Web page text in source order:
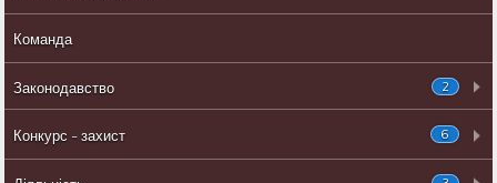
Команда
2
Законодавство
6
Конкурс - захист